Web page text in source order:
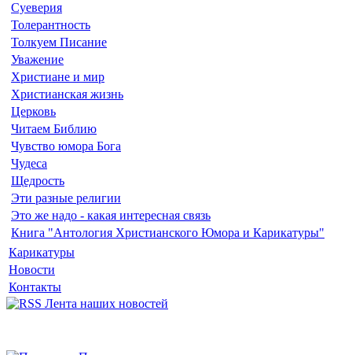
Суеверия
Толерантность
Толкуем Писание
Уважение
Христиане и мир
Христианская жизнь
Церковь
Читаем Библию
Чувство юмора Бога
Чудеса
Щедрость
Эти разные религии
Это же надо - какая интересная связь
Книга "Антология Христианского Юмора и Карикатуры"
Карикатуры
Новости
Контакты
Лента наших новостей